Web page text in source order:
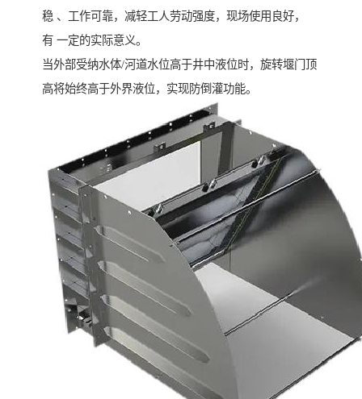
稳 、工作可靠，减轻工人劳动强度，现场使用良好，
有 一定的实际意义。
当外部受纳水体/河道水位高于井中液位时，旋转堰门顶
高将始终高于外界液位，实现防倒灌功能。